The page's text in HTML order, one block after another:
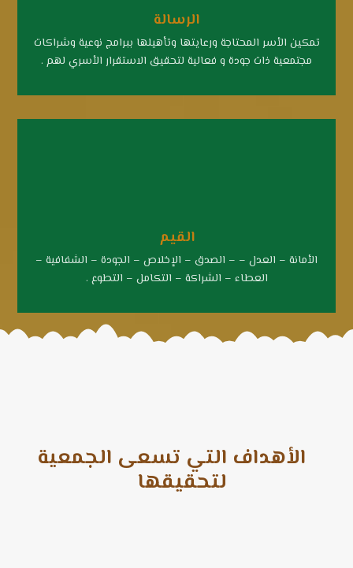
الرسالة
تمكين الأسر المحتاجة ورعايتها وتأهيلها ببرامج نوعية وشراكات
مجتمعية ذات جودة و فعالية لتحقيق الاستقرار الأسري لهم .
القيم
الأمانة – العدل – – الصدق – الإخلاص – الجودة – الشفافية –
العطاء – الشراكة – التكامل – التطوع .
الأهداف التي تسعى الجمعية
لتحقيقها